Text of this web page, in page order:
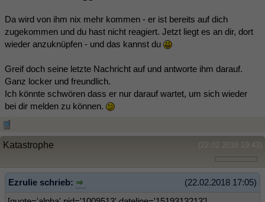
Da wird von ihm nix mehr kommen - er ist bereits auf dich
zugekommen und du hast nicht reagiert. Jetzt liegt es an dir, dort
wieder anzuknüpfen - und das kannst du
Greif doch seine letzte Nachricht auf und antworte ihm darauf.
Ganz locker und freundlich.
Ich könnte schwören dass er nur darauf wartet, um sich wieder
bei dir melden zu können.
(22.02.2018 19:43)
Katastrophe
(22.02.2018 17:05)
Ezrulie schrieb: